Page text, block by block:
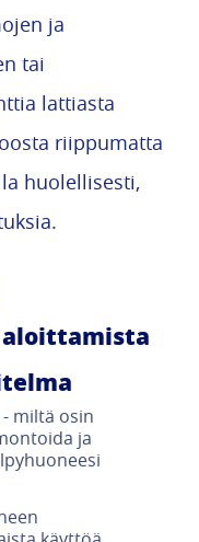
ja
tai
lattiasta
riippumatta
huolellisesti,
miltä osin
ja